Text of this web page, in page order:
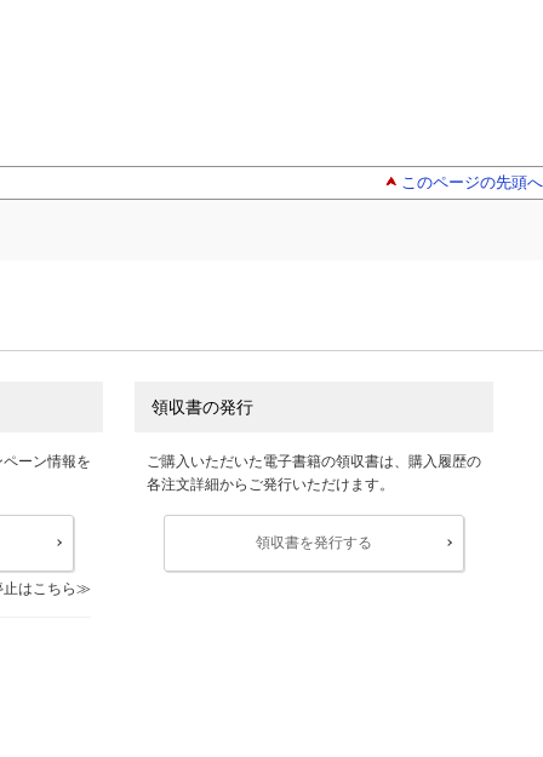
このページの先頭へ
ーン情報を
はこちら
領収書の発行
ご購入いただいた電子書籍の領収書は、購入履歴の
各注文詳細からご発行いただけます。
領収書を発行する